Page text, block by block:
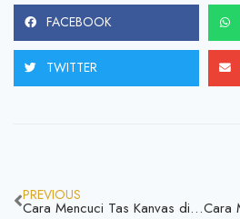
FACEBOOK
TWITTER
PREVIOUS
Cara Mencuci Tas Kanvas dijamin pasti bersih yuk simak